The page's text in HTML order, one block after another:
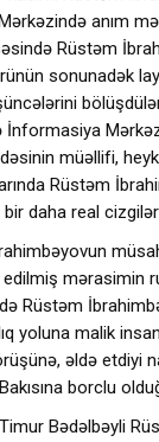
anım
Rüstəm
sonunadək
İnformasiya
müəllifi,
Rüstəm
daha real
mərasimin
Rüstəm
yoluna malik
əldə etdiyi
borclu
Bədəlbəyli